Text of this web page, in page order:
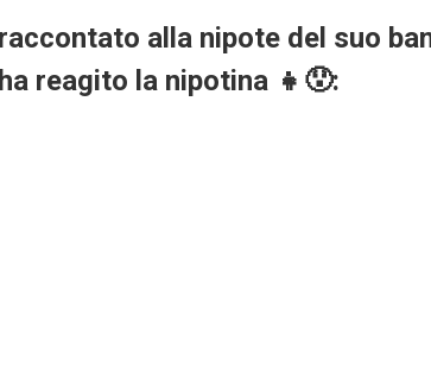
alla nipote del suo
reagito la nipotina 👧😯: